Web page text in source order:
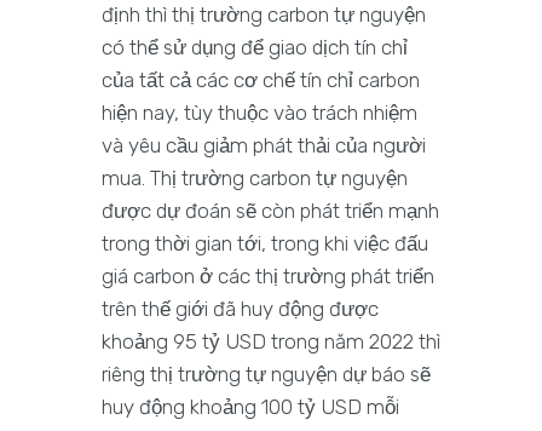
định thì thị trường carbon tự nguyện
có thể sử dụng để giao dịch tín chỉ
của tất cả các cơ chế tín chỉ carbon
hiện nay, tùy thuộc vào trách nhiệm
và yêu cầu giảm phát thải của người
mua. Thị trường carbon tự nguyện
được dự đoán sẽ còn phát triển mạnh
trong thời gian tới, trong khi việc đấu
giá carbon ở các thị trường phát triển
trên thế giới đã huy động được
khoảng 95 tỷ USD trong năm 2022 thì
riêng thị trường tự nguyện dự báo sẽ
huy động khoảng 100 tỷ USD mỗi